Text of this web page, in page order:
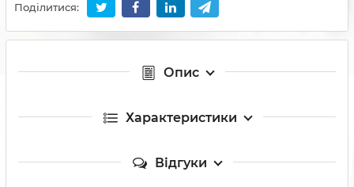
Поділитися:
Опис
Характеристики
Відгуки